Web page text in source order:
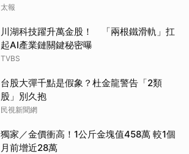
太報
川湖科技躍升萬金股！ 「兩根鐵滑軌」扛
起AI產業鏈關鍵秘密曝
TVBS
台股大彈千點是假象？杜金龍警告「2類
股」別久抱
民視新聞網
獨家／金價衝高！1公斤金塊值458萬 較1個
月前增近28萬